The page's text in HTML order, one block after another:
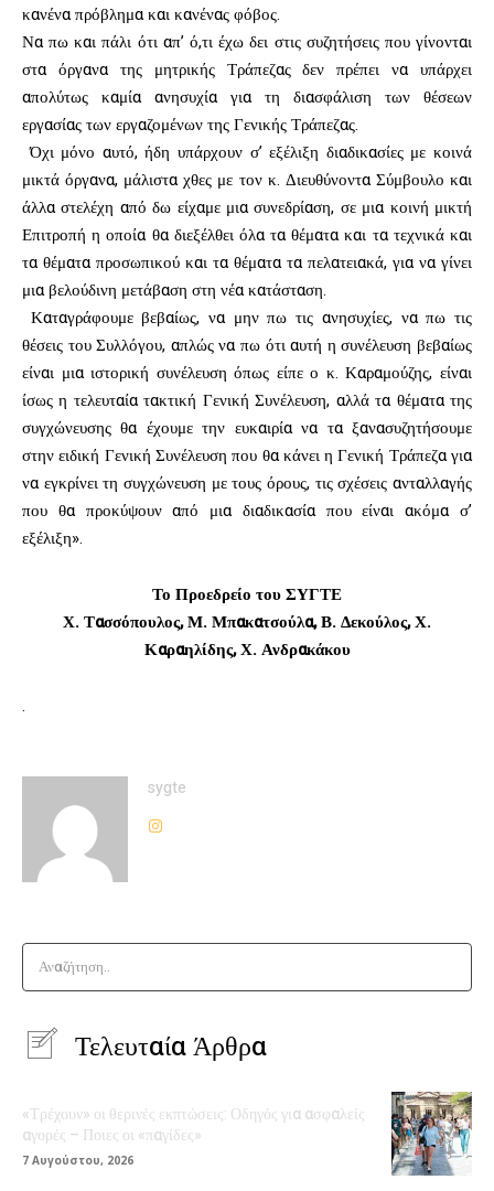
κανένα πρόβλημα και κανένας φόβος.
Να πω και πάλι ότι απ’ ό,τι έχω δει στις συζητήσεις που γίνονται
στα όργανα της μητρικής Τράπεζας δεν πρέπει να υπάρχει
απολύτως καμία ανησυχία για τη διασφάλιση των θέσεων
εργασίας των εργαζομένων της Γενικής Τράπεζας.
Όχι μόνο αυτό, ήδη υπάρχουν σ’ εξέλιξη διαδικασίες με κοινά
μικτά όργανα, μάλιστα χθες με τον κ. Διευθύνοντα Σύμβουλο και
άλλα στελέχη από δω είχαμε μια συνεδρίαση, σε μια κοινή μικτή
Επιτροπή η οποία θα διεξέλθει όλα τα θέματα και τα τεχνικά και
τα θέματα προσωπικού και τα θέματα τα πελατειακά, για να γίνει
μια βελούδινη μετάβαση στη νέα κατάσταση.
Καταγράφουμε βεβαίως, να μην πω τις ανησυχίες, να πω τις
θέσεις του Συλλόγου, απλώς να πω ότι αυτή η συνέλευση βεβαίως
είναι μια ιστορική συνέλευση όπως είπε ο κ. Καραμούζης, είναι
ίσως η τελευταία τακτική Γενική Συνέλευση, αλλά τα θέματα της
συγχώνευσης θα έχουμε την ευκαιρία να τα ξανασυζητήσουμε
στην ειδική Γενική Συνέλευση που θα κάνει η Γενική Τράπεζα για
να εγκρίνει τη συγχώνευση με τους όρους, τις σχέσεις ανταλλαγής
που θα προκύψουν από μια διαδικασία που είναι ακόμα σ’
εξέλιξη».
Το Προεδρείο του ΣΥΓΤΕ
Χ. Τασσόπουλος, Μ. Μπακατσούλα, Β. Δεκούλος, Χ.
Καραηλίδης, Χ. Ανδρακάκου
.
sygte
Αναζήτηση..
Τελευταία Άρθρα
«Τρέχουν» οι θερινές εκπτώσεις: Οδηγός για ασφαλείς
αγορές – Ποιες οι «παγίδες»
7 Αυγούστου, 2026